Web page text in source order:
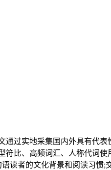
过实地采集国内外具有代
比、高频词汇、人称代词
读者的文化背景和阅读习惯;